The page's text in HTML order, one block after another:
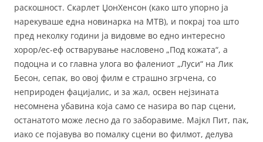
раскошност. Скарлет ЏонХенсон (како што упорно ја
нарекуваше една новинарка на МТВ), и покрај тоа што
пред неколку години ја видовме во едно интересно
хорор/ес-еф остварување насловено „Под кожата“, а
подоцна и со главна улога во фалениот „Луси“ на Лик
Бесон, сепак, во овој филм е страшно згрчена, со
неприроден фацијалис, и за жал, освен нејзината
несомнена убавина која само се наѕира во пар сцени,
останатото може лесно да го заборавиме. Мајкл Пит, пак,
иако се појавува во помалку сцени во филмот, делува